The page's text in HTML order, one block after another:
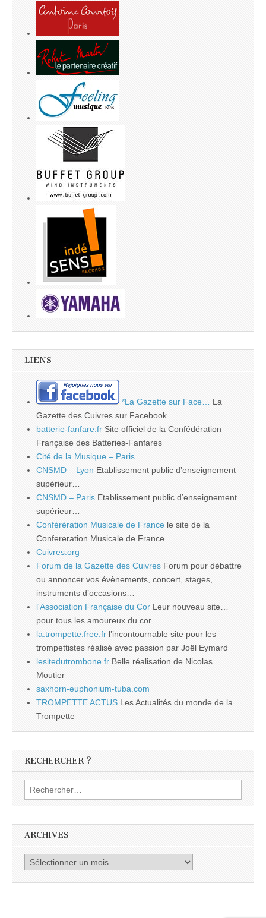
LIENS
*La Gazette sur Face…
La
Gazette des Cuivres sur Facebook
batterie-fanfare.fr Site officiel de la Confédération
Française des Batteries-Fanfares
Cité de la Musique – Paris
CNSMD – Lyon Etablissement public d’enseignement
supérieur…
CNSMD – Paris Etablissement public d’enseignement
supérieur…
Conférération Musicale de France le site de la
Confereration Musicale de France
Cuivres.org
Forum de la Gazette des Cuivres Forum pour débattre
ou annoncer vos évènements, concert, stages,
instruments d’occasions…
l'Association Française du Cor Leur nouveau site…
pour tous les amoureux du cor…
la.trompette.free.fr l’incontournable site pour les
trompettistes réalisé avec passion par Joël Eymard
lesitedutrombone.fr Belle réalisation de Nicolas
Moutier
saxhorn-euphonium-tuba.com
TROMPETTE ACTUS Les Actualités du monde de la
Trompette
RECHERCHER ?
Rechercher :
ARCHIVES
Archives